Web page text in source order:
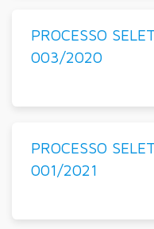
PROCESSO
003/2020
PROCESSO
001/2021